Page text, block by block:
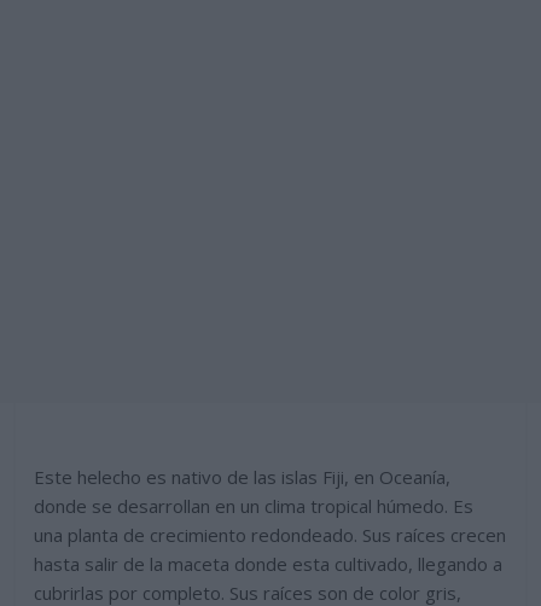
Este helecho es nativo de las islas Fiji, en Oceanía,
donde se desarrollan en un clima tropical húmedo. Es
una planta de crecimiento redondeado. Sus raíces crecen
hasta salir de la maceta donde esta cultivado, llegando a
cubrirlas por completo. Sus raíces son de color gris,